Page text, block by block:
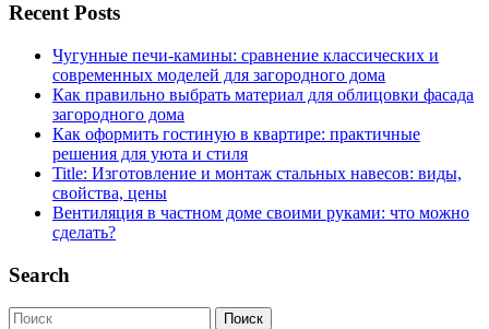
Recent Posts
Чугунные печи-камины: сравнение классических и
современных моделей для загородного дома
Как правильно выбрать материал для облицовки фасада
загородного дома
Как оформить гостиную в квартире: практичные
решения для уюта и стиля
Title: Изготовление и монтаж стальных навесов: виды,
свойства, цены
Вентиляция в частном доме своими руками: что можно
сделать?
Search
Поиск